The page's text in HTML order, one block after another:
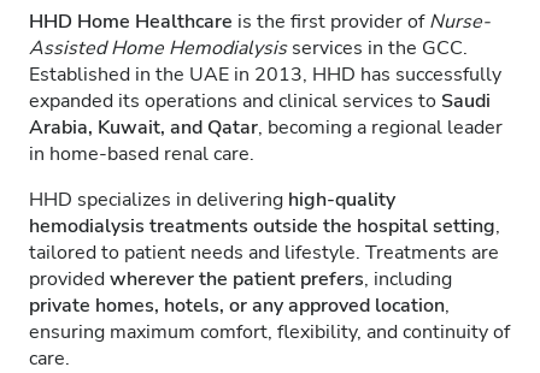
HHD Home Healthcare is the first provider ofNurse-
Assisted Home Hemodialysisservices in the GCC.
Established in the UAE in 2013, HHD has successfully
expanded its operations and clinical services to Saudi
Arabia, Kuwait, and Qatar, becoming a regional leader
in home-based renal care.
HHD specializes in delivering high-quality
hemodialysis treatments outside the hospital setting,
tailored to patient needs and lifestyle. Treatments are
providedwherever the patient prefers, including
private homes, hotels, or any approved location,
ensuring maximum comfort, flexibility, and continuity of
care.